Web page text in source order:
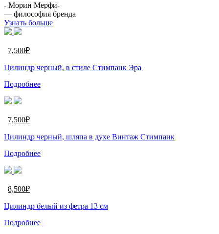
- Морин Мерфи-
— философия бренда
Узнать больше
7,500₽
Цилиндр черный, в стиле Стимпанк Эра
Подробнее
7,500₽
Цилиндр черный, шляпа в духе Винтаж Стимпанк
Подробнее
8,500₽
Цилиндр белый из фетра 13 см
Подробнее